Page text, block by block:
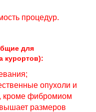
процедур.
для
курортов):
опухоли и
кроме фибромиом
размеров